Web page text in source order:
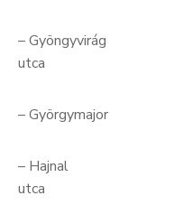
– Gyöngyvirág
– Györgymajor
– Hajnal